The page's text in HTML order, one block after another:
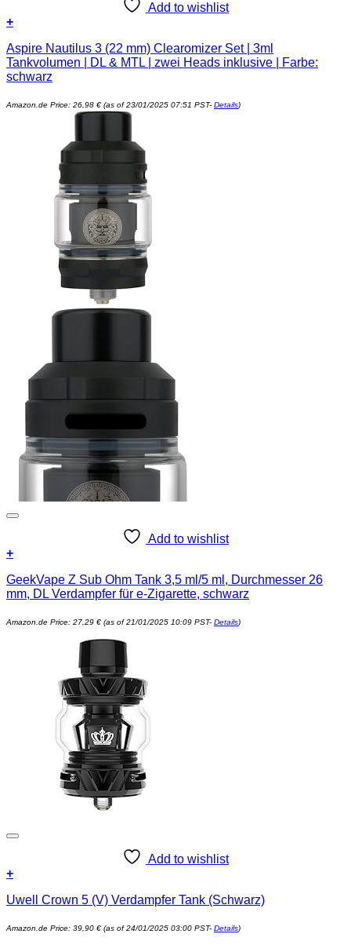
Add to wishlist
+
Aspire Nautilus 3 (22 mm) Clearomizer Set | 3ml
Tankvolumen | DL & MTL | zwei Heads inklusive | Farbe:
schwarz
Amazon.de Price: 26,98 € (as of 23/01/2025 07:51 PST- Details)
Add to wishlist
+
GeekVape Z Sub Ohm Tank 3,5 ml/5 ml, Durchmesser 26
mm, DL Verdampfer für e-Zigarette, schwarz
Amazon.de Price: 27,29 € (as of 21/01/2025 10:09 PST- Details)
Add to wishlist
+
Uwell Crown 5 (V) Verdampfer Tank (Schwarz)
Amazon.de Price: 39,90 € (as of 24/01/2025 03:00 PST- Details)